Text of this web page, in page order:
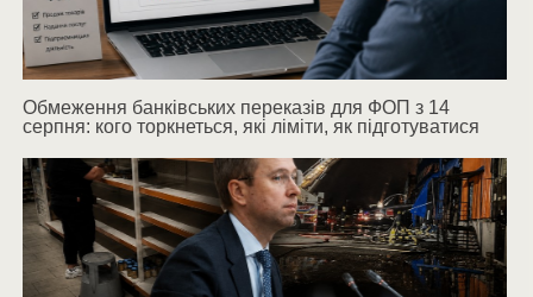
Обмеження банківських переказів для ФОП з 14
серпня: кого торкнеться, які ліміти, як підготуватися